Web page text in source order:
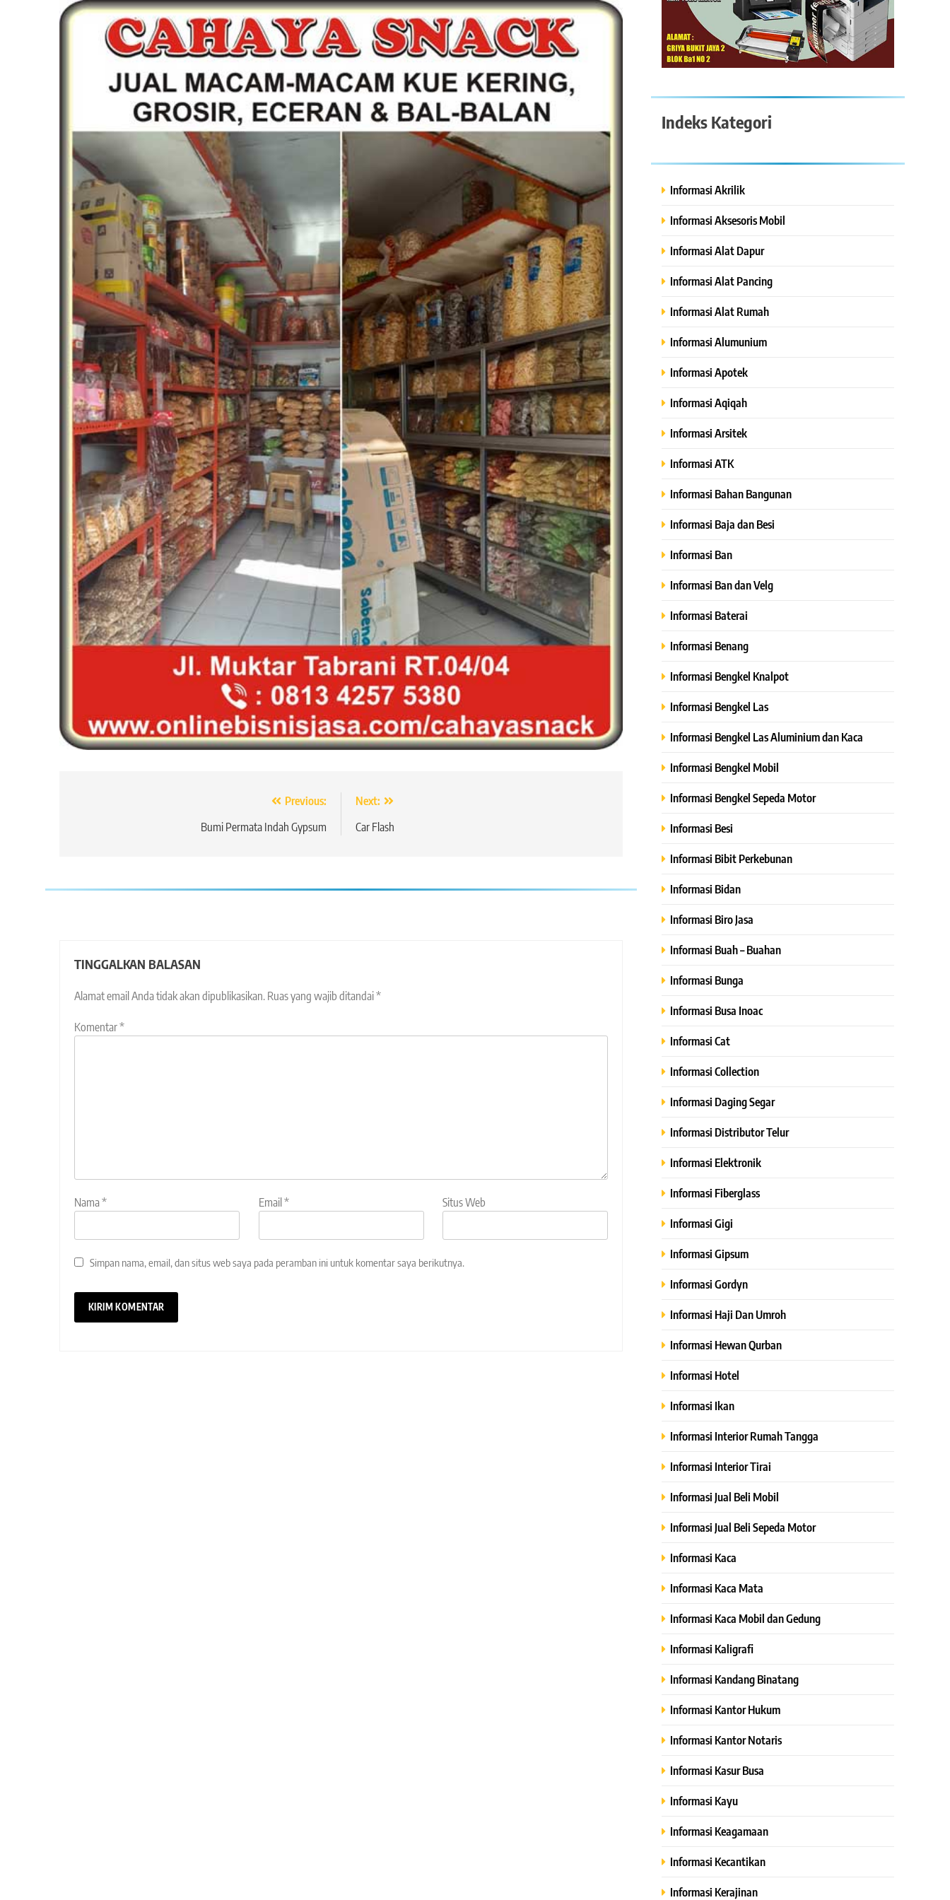
Previous:
Bumi Permata Indah Gypsum
Next:
Car Flash
TINGGALKAN BALASAN
Alamat email Anda tidak akan dipublikasikan. Ruas yang wajib ditandai*
Komentar*
Nama* Email * Situs Web
Simpan nama, email, dan situs web saya pada peramban ini untuk komentar saya berikutnya.
Indeks Kategori
Informasi Akrilik
Informasi Aksesoris Mobil
Informasi Alat Dapur
Informasi Alat Pancing
Informasi Alat Rumah
Informasi Alumunium
Informasi Apotek
Informasi Aqiqah
Informasi Arsitek
Informasi ATK
Informasi Bahan Bangunan
Informasi Baja dan Besi
Informasi Ban
Informasi Ban dan Velg
Informasi Baterai
Informasi Benang
Informasi Bengkel Knalpot
Informasi Bengkel Las
Informasi Bengkel Las Aluminium dan Kaca
Informasi Bengkel Mobil
Informasi Bengkel Sepeda Motor
Informasi Besi
Informasi Bibit Perkebunan
Informasi Bidan
Informasi Biro Jasa
Informasi Buah – Buahan
Informasi Bunga
Informasi Busa Inoac
Informasi Cat
Informasi Collection
Informasi Daging Segar
Informasi Distributor Telur
Informasi Elektronik
Informasi Fiberglass
Informasi Gigi
Informasi Gipsum
Informasi Gordyn
Informasi Haji Dan Umroh
Informasi Hewan Qurban
Informasi Hotel
Informasi Ikan
Informasi Interior Rumah Tangga
Informasi Interior Tirai
Informasi Jual Beli Mobil
Informasi Jual Beli Sepeda Motor
Informasi Kaca
Informasi Kaca Mata
Informasi Kaca Mobil dan Gedung
Informasi Kaligrafi
Informasi Kandang Binatang
Informasi Kantor Hukum
Informasi Kantor Notaris
Informasi Kasur Busa
Informasi Kayu
Informasi Keagamaan
Informasi Kecantikan
Informasi Kerajinan